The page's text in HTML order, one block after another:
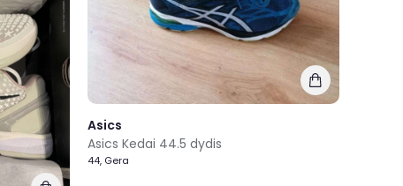
Asics
Asics Kedai 44.5 dydis
44, Gera